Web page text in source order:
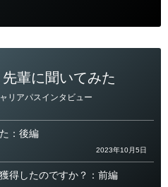
輩に聞いてみた
リアパスインタビュー
：後編
2023年10月5日
得したのですか？：前編